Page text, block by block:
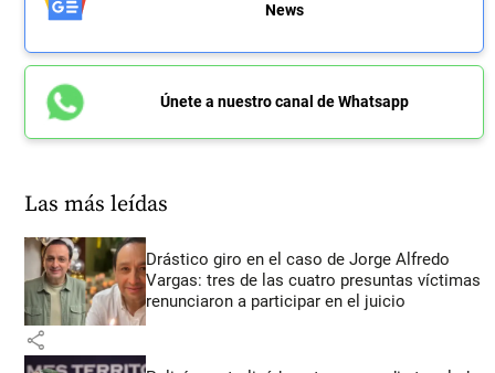
News
Únete a nuestro canal de Whatsapp
Las más leídas
Drástico giro en el caso de Jorge Alfredo
Vargas: tres de las cuatro presuntas víctimas
renunciaron a participar en el juicio
share